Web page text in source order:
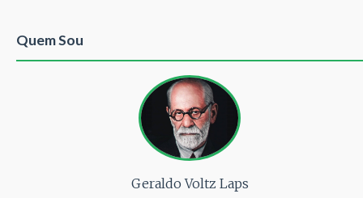
Quem Sou
Geraldo Voltz Laps